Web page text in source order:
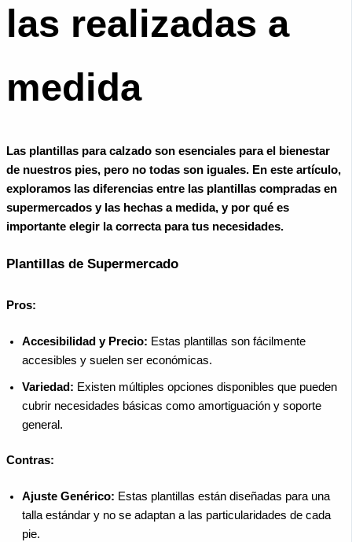
las realizadas a
medida
Las plantillas para calzado son esenciales para el bienestar
de nuestros pies, pero no todas son iguales. En este artículo,
exploramos las diferencias entre las plantillas compradas en
supermercados y las hechas a medida, y por qué es
importante elegir la correcta para tus necesidades.
Plantillas de Supermercado
Pros:
Accesibilidad y Precio: Estas plantillas son fácilmente
accesibles y suelen ser económicas.
Variedad: Existen múltiples opciones disponibles que pueden
cubrir necesidades básicas como amortiguación y soporte
general.
Contras:
Ajuste Genérico: Estas plantillas están diseñadas para una
talla estándar y no se adaptan a las particularidades de cada
pie.